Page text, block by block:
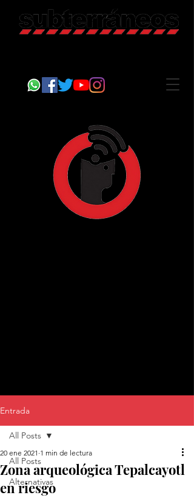
Entrada
All Posts
Alternativas
All Posts
Zona arqueológica Tepalcayotl
en riesgo
20 ene 2021 1 min de lectura